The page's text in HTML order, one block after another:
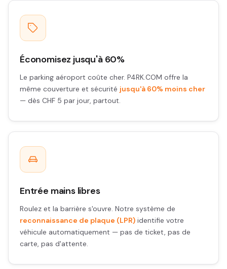
Économisez jusqu'à 60%
Le parking aéroport coûte cher. P4RK.COM offre la
même couverture et sécurité jusqu'à 60% moins cher
— dès CHF 5 par jour, partout.
Entrée mains libres
Roulez et la barrière s'ouvre. Notre système de
reconnaissance de plaque (LPR) identifie votre
véhicule automatiquement — pas de ticket, pas de
carte, pas d'attente.